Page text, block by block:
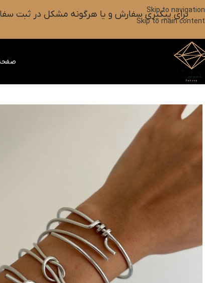
Skip to navigation
Skip to main content
برای پیگیری سفارش و یا هرگونه مشکل در ثبت سفارش به واتس آپ این شماره ۰۹۰۱۸۲۷۳۷۹۸ پیام